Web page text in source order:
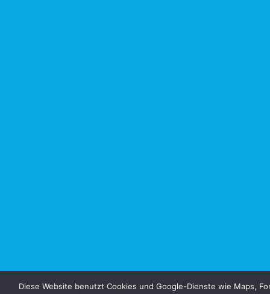
Diese Website benutzt Cookies und Google-Dienste wie Maps,